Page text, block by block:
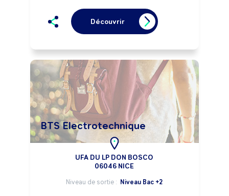
Découvrir
BTS Electrotechnique
UFA DU LP DON BOSCO
06046 NICE
Niveau de sortie : Niveau Bac +2